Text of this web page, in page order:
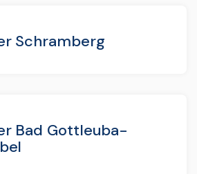
Schramberg
Bad Gottleuba-